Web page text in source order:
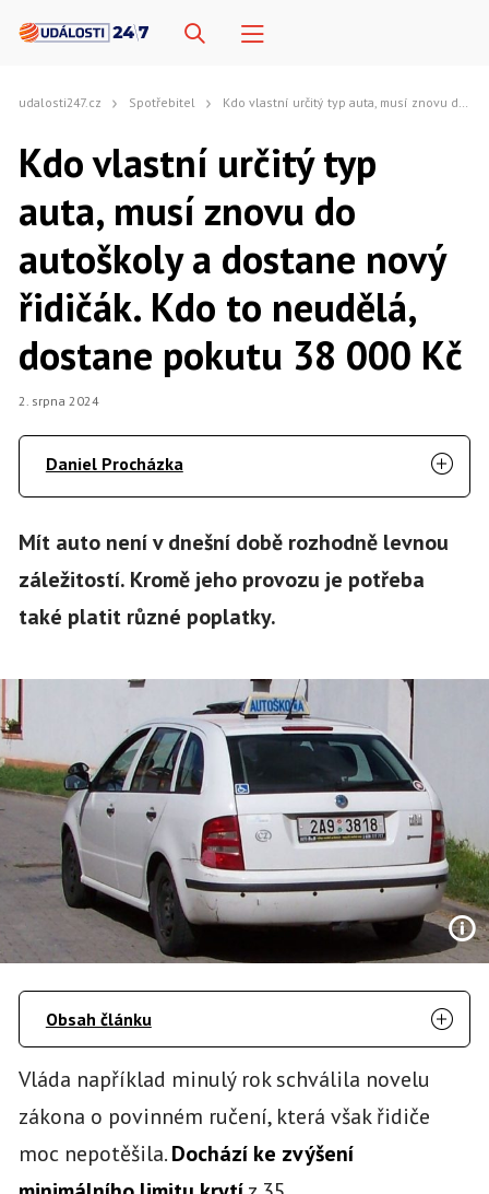
udalosti247.cz Spotřebitel Kdo vlastní určitý typ auta, musí znovu do autoškoly a dostane nový řidičák. Kdo to neudělá, dostane pokutu 38 000 Kč
Kdo vlastní určitý typ
auta, musí znovu do
autoškoly a dostane nový
řidičák. Kdo to neudělá,
dostane pokutu 38 000 Kč
2. srpna 2024
Daniel Procházka
Mít auto není v dnešní době rozhodně levnou
záležitostí. Kromě jeho provozu je potřeba
také platit různé poplatky.
Obsah článku
Vláda například minulý rok schválila novelu
zákona o povinném ručení, která však řidiče
moc nepotěšila.Dochází ke zvýšení